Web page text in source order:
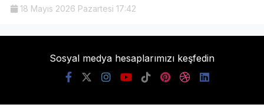
18 Mayıs 2026 Pazartesi 17:42
Sosyal medya hesaplarımızı keşfedin